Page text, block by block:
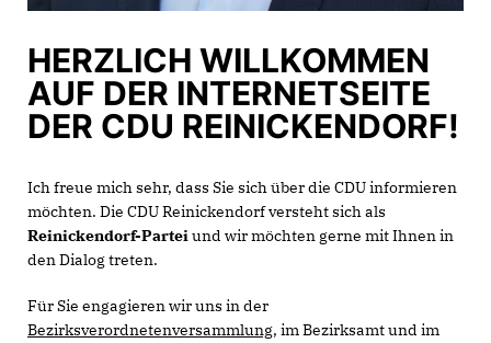
HERZLICH WILLKOMMEN
AUF DER INTERNETSEITE
DER CDU REINICKENDORF!
Ich freue mich sehr, dass Sie sich über die CDU informieren
möchten. Die CDU Reinickendorf versteht sich als
Reinickendorf-Parteiund wir möchten gerne mit Ihnen in
den Dialog treten.
Für Sie engagieren wir uns in der
Bezirksverordnetenversammlung, im Bezirksamt und im